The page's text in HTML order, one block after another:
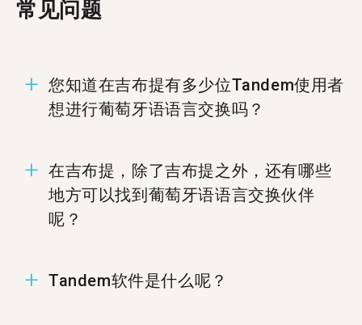
常见问题
您知道在吉布提有多少位Tandem使用者
想进行葡萄牙语语言交换吗？
换。
在吉布提，除了吉布提之外，还有哪些
地方可以找到葡萄牙语语言交换伙伴
呢？
%%randomCity%%，和%%randomCity%%找到葡
Tandem软件是什么呢？